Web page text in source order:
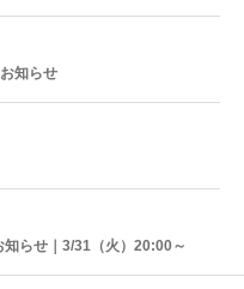
知らせ
らせ｜3/31（火）20:00～